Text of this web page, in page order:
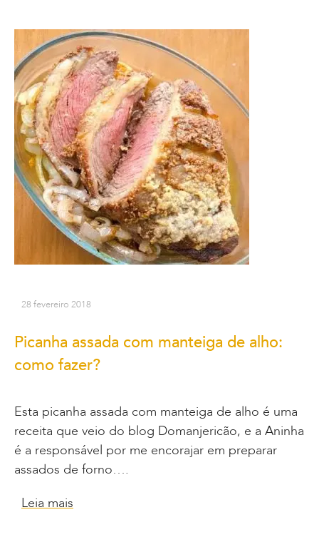
28 fevereiro 2018
Picanha assada com manteiga de alho:
como fazer?
Esta picanha assada com manteiga de alho é uma
receita que veio do blog Domanjericão, e a Aninha
é a responsável por me encorajar em preparar
assados de forno….
Leia mais